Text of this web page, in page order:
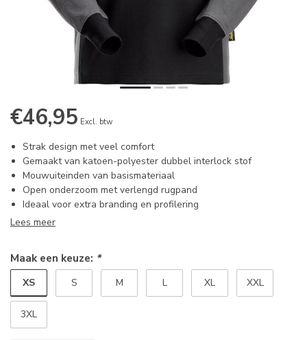
€46,95 Excl. btw
Strak design met veel comfort
Gemaakt van katoen-polyester dubbel interlock stof
Mouwuiteinden van basismateriaal
Open onderzoom met verlengd rugpand
Ideaal voor extra branding en profilering
Lees meer
Maak een keuze: *
XS S M L XL XXL
3XL